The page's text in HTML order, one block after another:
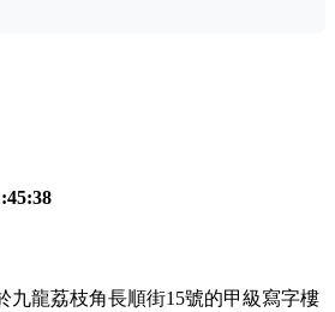
九龍荔枝角長順街15號的甲級寫字樓